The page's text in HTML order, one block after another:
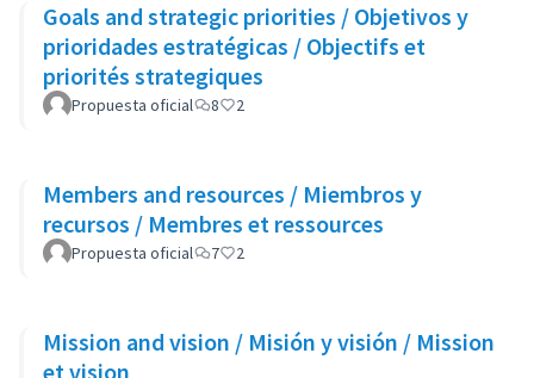
Goals and strategic priorities / Objetivos y
prioridades estratégicas / Objectifs et
priorités strategiques
Propuesta oficial 8 2
Members and resources / Miembros y
recursos / Membres et ressources
Propuesta oficial 7 2
Mission and vision / Misión y visión / Mission
et vision